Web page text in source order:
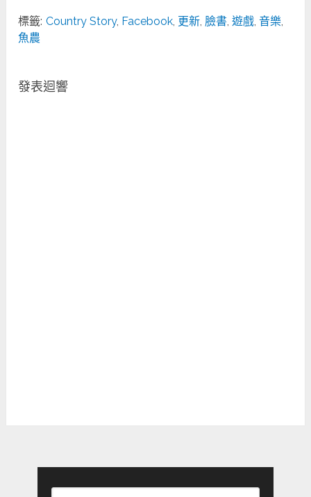
標籤: Country Story, Facebook, 更新, 臉書,遊戲,音樂,
魚農
發表迴響